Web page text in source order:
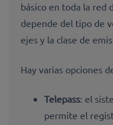
básico en toda la red
depende del tipo de
ejes y la clase de
Hay varias opciones
Telepass: el
permite el